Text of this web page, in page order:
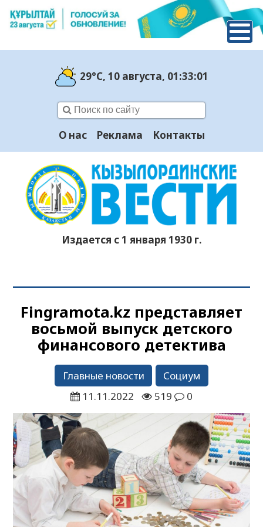
29°C, 10 августа, 01:33:02
О нас Реклама Контакты
Издается с 1 января 1930 г.
Fingramota.kz представляет
восьмой выпуск детского
финансового детектива
Главные новости
Социум
11.11.2022
519 0